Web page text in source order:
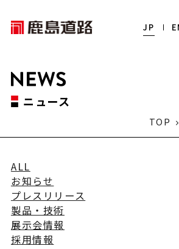
JP
ニュース
TOP
ALL
お知らせ
プレスリリース
製品・技術
展示会情報
採用情報